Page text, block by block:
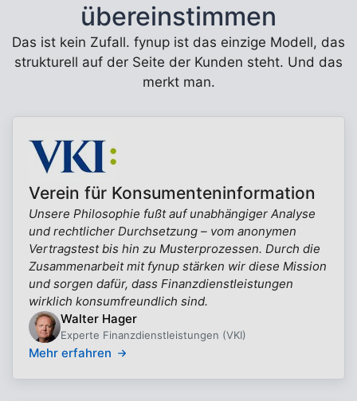
übereinstimmen
Das ist kein Zufall. fynup ist das einzige Modell, das
strukturell auf der Seite der Kunden steht. Und das
merkt man.
Verein für Konsumenteninformation
Unsere Philosophie fußt auf unabhängiger Analyse
und rechtlicher Durchsetzung – vom anonymen
Vertragstest bis hin zu Musterprozessen. Durch die
Zusammenarbeit mit fynup stärken wir diese Mission
und sorgen dafür, dass Finanzdienstleistungen
wirklich konsumfreundlich sind.
Walter Hager
Experte Finanzdienstleistungen (VKI)
Mehr erfahren